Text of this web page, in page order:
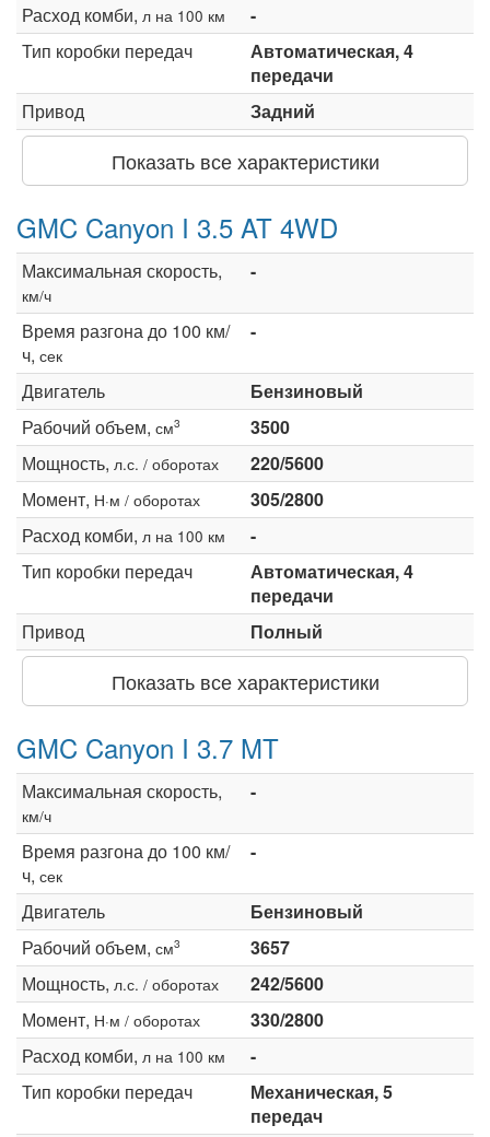
Расход комби, л на 100 км
-
Тип коробки передач
Автоматическая, 4
передачи
Привод
Задний
Показать все характеристики
GMC Canyon I 3.5 AT 4WD
Максимальная скорость,
км/ч
-
Время разгона до 100 км/
ч, сек
-
Двигатель
Бензиновый
Рабочий объем, см3
3500
Мощность, л.с. / оборотах
220/5600
Момент, Н·м / оборотах
305/2800
Расход комби, л на 100 км
-
Тип коробки передач
Автоматическая, 4
передачи
Привод
Полный
Показать все характеристики
GMC Canyon I 3.7 MT
Максимальная скорость,
км/ч
-
Время разгона до 100 км/
ч, сек
-
Двигатель
Бензиновый
Рабочий объем, см3
3657
Мощность, л.с. / оборотах
242/5600
Момент, Н·м / оборотах
330/2800
Расход комби, л на 100 км
-
Тип коробки передач
Механическая, 5
передач